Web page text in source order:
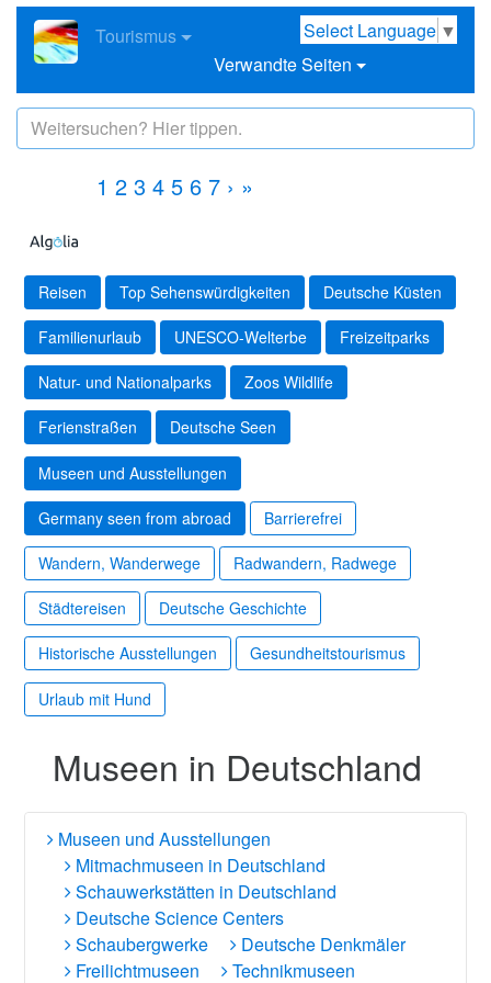
Select Language ▼
Tourismus
Verwandte Seiten
1 2 3 4 5 6 7 › »
Reisen Top Sehenswürdigkeiten Deutsche Küsten
Familienurlaub UNESCO-Welterbe Freizeitparks
Natur- und Nationalparks Zoos Wildlife
Ferienstraßen Deutsche Seen
Museen und Ausstellungen
Germany seen from abroad Barrierefrei
Wandern, Wanderwege Radwandern, Radwege
Städtereisen Deutsche Geschichte
Historische Ausstellungen Gesundheitstourismus
Urlaub mit Hund
Museen in Deutschland
Museen und Ausstellungen
Mitmachmuseen in Deutschland
Schauwerkstätten in Deutschland
Deutsche Science Centers
Schaubergwerke
Deutsche Denkmäler
Freilichtmuseen
Technikmuseen